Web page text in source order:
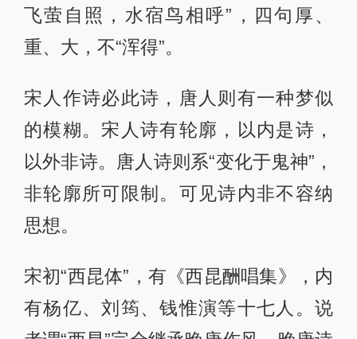
飞萤自照，水宿鸟相呼”，四句厚、
重、大，不“浑得”。
宋人作诗必此诗，唐人则有一种梦似
的模糊。宋人诗有轮廓，以内是诗，
以外非诗。唐人诗则系“变化于鬼神”，
非轮廓所可限制。可见诗内非不容纳
思想。
宋初“西昆体”，有《西昆酬唱集》，内
有杨亿、刘筠、钱惟演等十七人。说